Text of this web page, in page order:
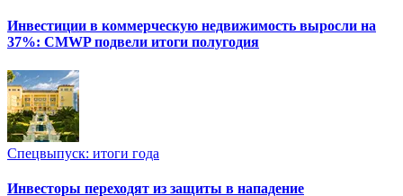
Инвестиции в коммерческую недвижимость выросли на
37%: CMWP подвели итоги полугодия
Спецвыпуск: итоги года
Инвесторы переходят из защиты в нападение